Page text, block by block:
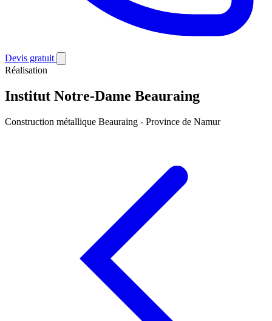
Devis gratuit
Réalisation
Institut Notre-Dame Beauraing
Construction métallique Beauraing - Province de Namur